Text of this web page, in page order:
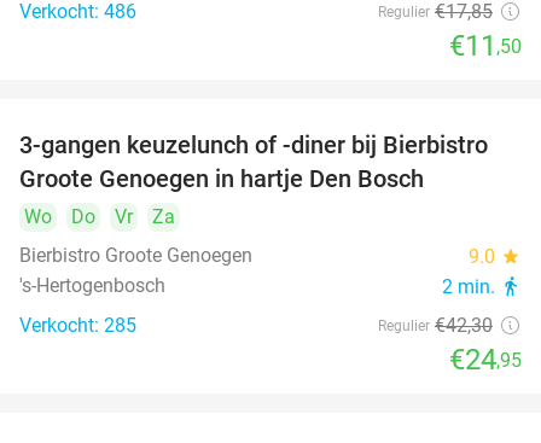
Verkocht: 486 Regulier €17,85
€11 ,50
41%
3-gangen keuzelunch of -diner bij Bierbistro
Groote Genoegen in hartje Den Bosch
Wo Do Vr
Za
Bierbistro Groote Genoegen
9.0 star
's-Hertogenbosch 2 min. directions_walk
Verkocht: 285 Regulier €42,30
€24,95